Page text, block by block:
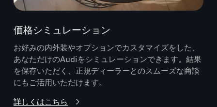
価格シミュレーション
お好みの内外装やオプションでカスタマイズをした、
あなただけのAudiをシミュレーションできます。結果
を保存いただく、正規ディーラーとのスムーズな商談
にもご活用いただけます。
詳しくはこちら